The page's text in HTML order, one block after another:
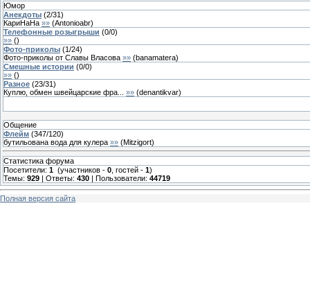
Юмор
Анекдоты (2/31)
КариНаНа »» (Antonioabr)
Телефонные розыгрыши (0/0)
»» ()
Фото-приколы (1/24)
Фото-приколы от Славы Власова »» (banamatera)
Смешные истории (0/0)
»» ()
Разное (23/31)
Куплю, обмен швейцарские фра...
»» (denantikvar)
Общение
Флейм (347/120)
бутильована вода для кулера »» (Mitzigort)
Статистика форума
Посетители: 1 (участников - 0 , гостей - 1)
Темы: 929 | Ответы: 430 | Пользователи: 44719
Полная версия сайта